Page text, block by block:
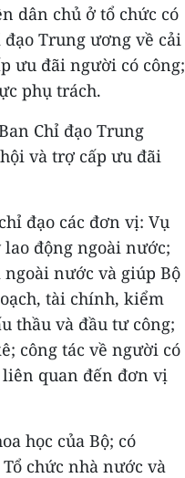
dân chủ ở tổ chức có
Trung ương về cải
ưu đãi người có công;
phụ trách.
Chỉ đạo Trung
và trợ cấp ưu đãi
đạo các đơn vị: Vụ
lao động ngoài nước;
nước và giúp Bộ
tài chính, kiểm
thầu và đầu tư công;
công tác về người có
liên quan đến đơn vị
học của Bộ; có
chức nhà nước và